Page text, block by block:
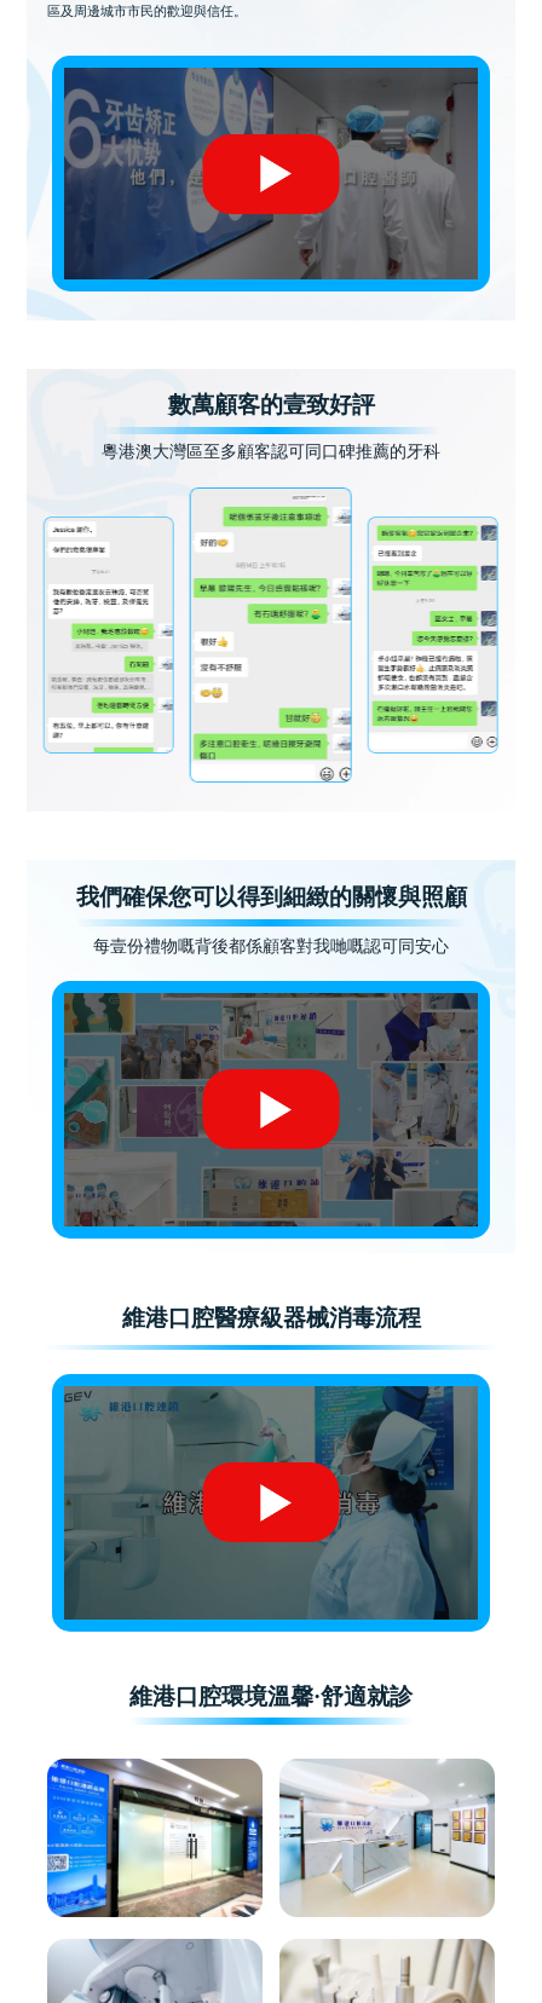
區及周邊城市市民的歡迎與信任。
數萬顧客的壹致好評
粵港澳大灣區至多顧客認可同口碑推薦的牙科
我們確保您可以得到細緻的關懷與照顧
每壹份禮物嘅背後都係顧客對我哋嘅認可同安心
維港口腔醫療級器械消毒流程
維港口腔環境溫馨·舒適就診